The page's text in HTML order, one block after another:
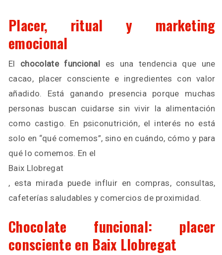
Placer, ritual y marketing
emocional
El chocolate funcional es una tendencia que une
cacao, placer consciente e ingredientes con valor
añadido. Está ganando presencia porque muchas
personas buscan cuidarse sin vivir la alimentación
como castigo. En psiconutrición, el interés no está
solo en “qué comemos”, sino en cuándo, cómo y para
qué lo comemos. En el
Baix Llobregat
, esta mirada puede influir en compras, consultas,
cafeterías saludables y comercios de proximidad.
Chocolate funcional: placer
consciente en Baix Llobregat